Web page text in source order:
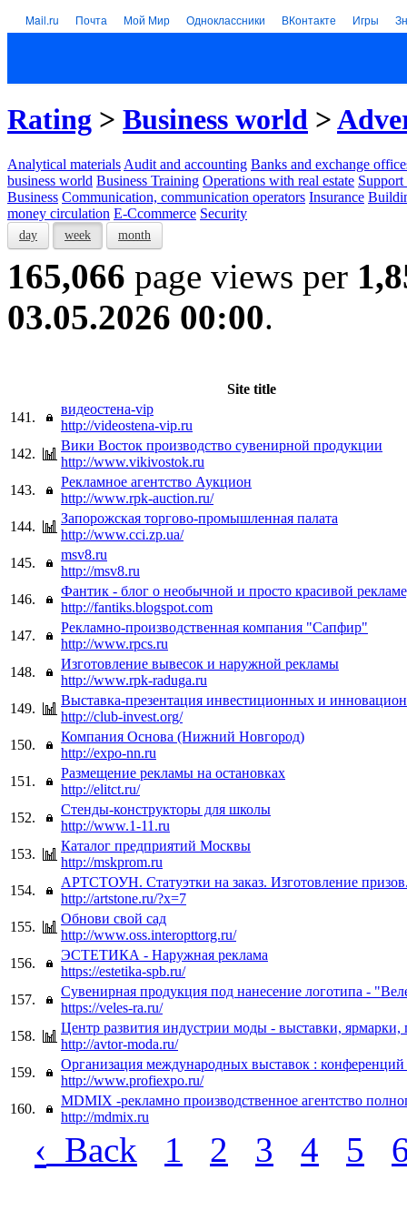
Mail.ru Почта Мой Мир Одноклассники ВКонтакте Игры
Rating > Business world >
Analytical materials Audit and accounting Banks and exchange
business world Business Training Operations with real estate Support
Business Communication, communication operators Insurance
money circulation E-Ccommerce Security
day week month
165,066 page views per
03.05.2026 00:00.
Site title
141.
видеостена-vip
http://videostena-vip.ru
142.
Вики Восток производство сувенирной продукции
http://www.vikivostok.ru
143.
Рекламное агентство Аукцион
http://www.rpk-auction.ru/
144.
Запорожская торгово-промышленная палата
http://www.cci.zp.ua/
145.
msv8.ru
http://msv8.ru
146.
Фантик - блог о необычной и просто красивой
http://fantiks.blogspot.com
147.
Рекламно-производственная компания "Сапфир"
http://www.rpcs.ru
148.
Изготовление вывесок и наружной рекламы
http://www.rpk-raduga.ru
149.
Выставка-презентация инвестиционных и
http://club-invest.org/
150.
Компания Основа (Нижний Новгород)
http://expo-nn.ru
151.
Размещение рекламы на остановках
http://elitct.ru/
152.
Стенды-конструкторы для школы
http://www.1-11.ru
153.
Каталог предприятий Москвы
http://mskprom.ru
154.
АРТСТОУН. Cтатуэтки на заказ. Изготовление
http://artstone.ru/?x=7
155.
Обнови свой сад
http://www.oss.interopttorg.ru/
156.
ЭСТЕТИКА - Наружная реклама
https://estetika-spb.ru/
157.
Сувенирная продукция под нанесение логотипа -
https://veles-ra.ru/
158.
Центр развития индустрии моды - выставки, ярмарки,
http://avtor-moda.ru/
159.
Организация международных выставок : конференций
http://www.profiexpo.ru/
160.
MDMIX -рекламно производственное агентство
http://mdmix.ru
‹ Back 1 2 3 4 5